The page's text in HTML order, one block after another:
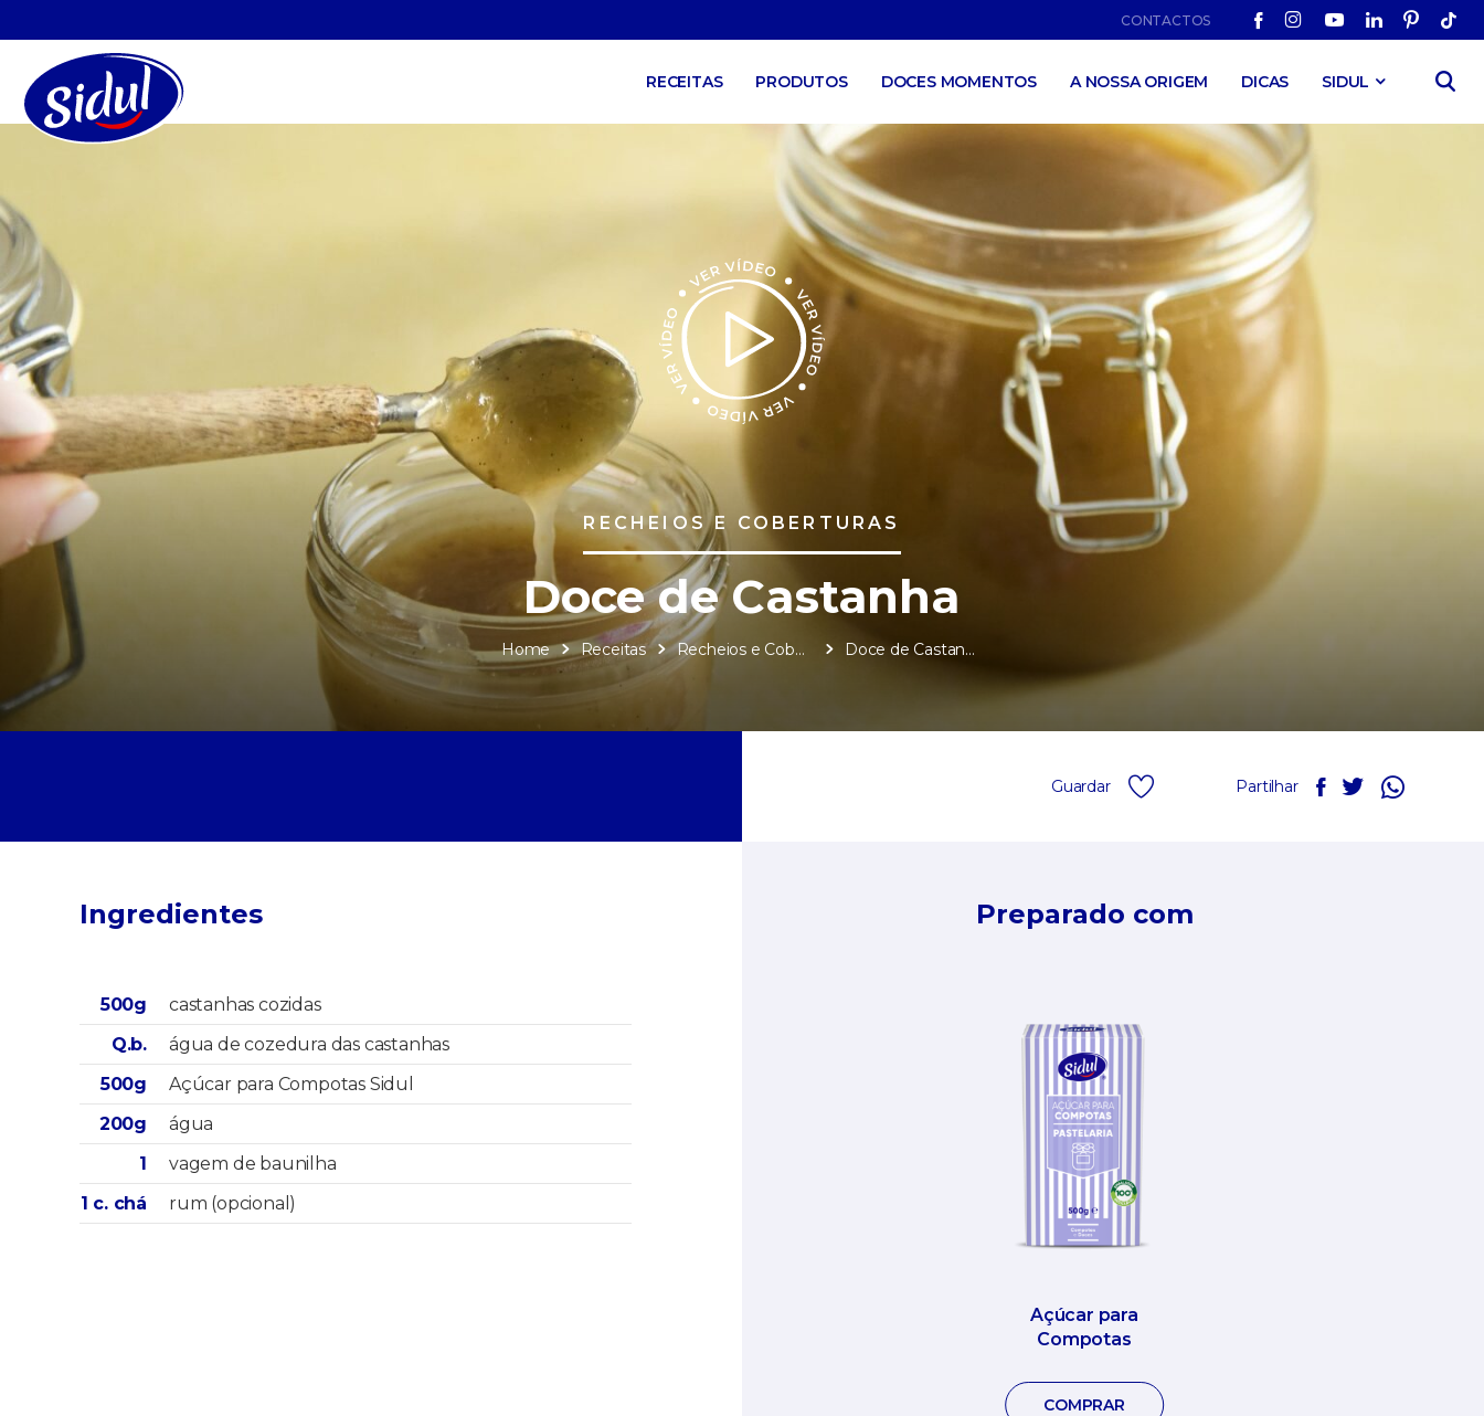
CONTACTOS
RECEITAS PRODUTOS DOCES MOMENTOS A NOSSA ORIGEM DICAS SIDUL
RECHEIOS E COBERTURAS
Doce de Castanha
Home Receitas Recheios e Coberturas Doce de Castanha
Guardar Partilhar
Ingredientes
500g
castanhas cozidas
Q.b.
água de cozedura das castanhas
500g
Açúcar para Compotas Sidul
200g
água
1
vagem de baunilha
1 c. chá
rum (opcional)
Preparado com
Açúcar para
Compotas
COMPRAR